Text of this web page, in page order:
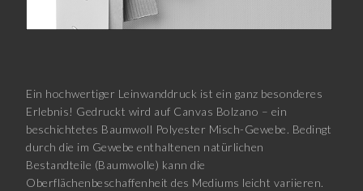
Ein hochwertiger Leinwanddruck ist ein ganz besonderes
Erlebnis! Gedruckt wird auf Canvas Bolzano – ein
beschichtetes Baumwoll Polyester Misch-Gewebe. Bedingt
durch die im Gewebe enthaltenen natürlichen
Bestandteile (Baumwolle) kann die
Oberflächenbeschaffenheit des Mediums leicht variieren.